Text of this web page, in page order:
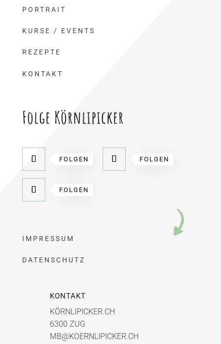
PORTRAIT
KURSE / EVENTS
REZEPTE
KONTAKT
Folge Körnlipicker
FOLGEN FOLGEN
FOLGEN
IMPRESSUM
DATENSCHUTZ
KONTAKT
KÖRNLIPICKER.CH
6300 ZUG
MB@KOERNLIPICKER.CH